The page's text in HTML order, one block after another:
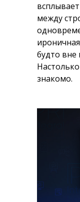
между
будто вне
знакомо.